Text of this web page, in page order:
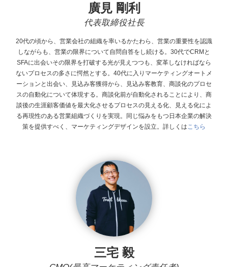
廣見 剛利
代表取締役社長
20代の頃から、営業会社の組織を率いるかたわら、営業の重要性を認識
しながらも、営業の限界について自問自答をし続ける。30代でCRMと
SFAに出会いその限界を打破する光が見えつつも、変革しなければなら
ないプロセスの多さに愕然とする。40代に入りマーケティングオートメ
ーションと出会い、見込み客獲得から、見込み客教育、商談化のプロセ
スの自動化について体現する。商談化前が自動化されることにより、商
談後の生涯顧客価値を最大化させるプロセスの見える化、見える化によ
る再現性のある営業組織づくりを実現。同じ悩みをもつ日本企業の解決
策を提供すべく、マーケティングデザインを設立。 詳しくは こちら
三宅 毅